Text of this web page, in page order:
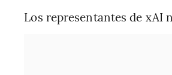
Los representantes de xAI